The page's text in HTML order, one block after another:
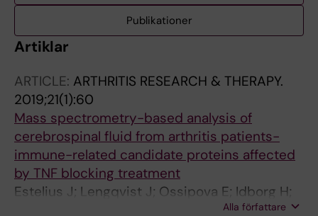
Publikationer
Artiklar
ARTICLE: ARTHRITIS RESEARCH & THERAPY.
2019;21(1):60
Mass spectrometry-based analysis of
cerebrospinal fluid from arthritis patients-
immune-related candidate proteins affected
by TNF blocking treatment
Estelius J; Lengqvist J; Ossipova E; Idborg H;
Le Maitre E; Andersson MLA; Brundin L;
Alla författare